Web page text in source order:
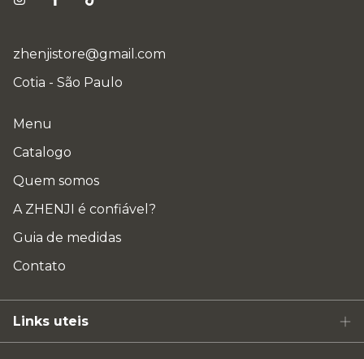
zhenjistore@gmail.com
Cotia - São Paulo
Menu
Catalogo
Quem somos
A ZHENJI é confiável?
Guia de medidas
Contato
Links uteis